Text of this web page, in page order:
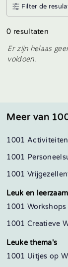
Filter de
0 resultaten
Er zijn helaas
voldoen.
Meer van
1001 Activiteiten
1001
1001
Leuk en leerzaam
1001 Workshops
1001 Creatieve
Leuke thema's
1001 Uitjes op